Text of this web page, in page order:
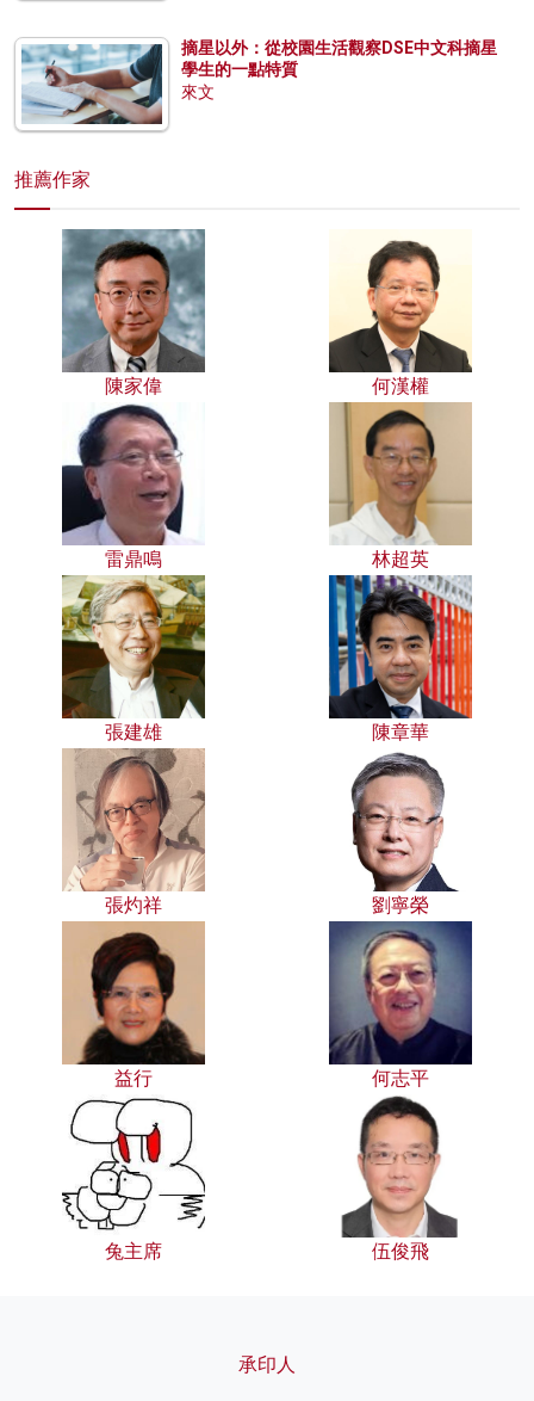
摘星以外：從校園生活觀察DSE中文科摘星
學生的一點特質
來文
推薦作家
陳家偉 何漢權
雷鼎鳴 林超英
張建雄 陳章華
張灼祥 劉寧榮
益行 何志平
兔主席 伍俊飛
承印人